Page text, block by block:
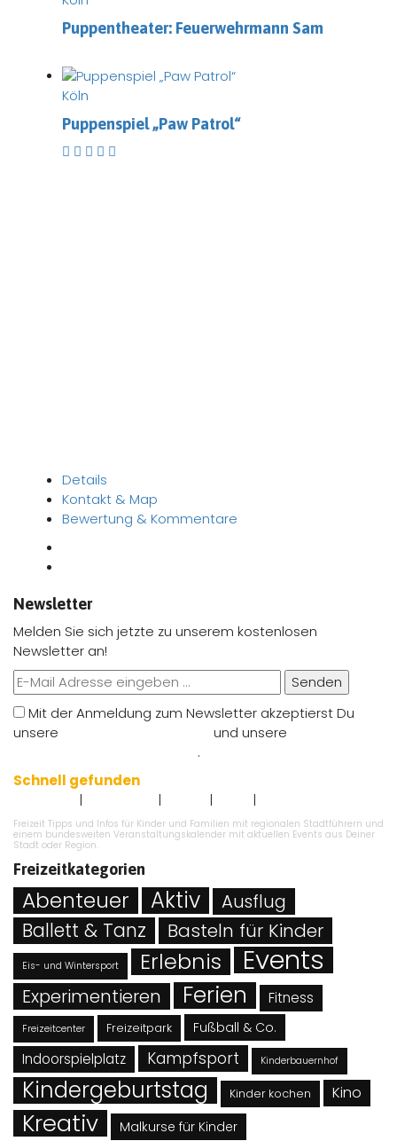
Puppentheater: Feuerwehrmann Sam
Köln
Puppenspiel „Paw Patrol“
Details
Kontakt & Map
Bewertung & Kommentare
Newsletter
Melden Sie sich jetzte zu unserem kostenlosen
Newsletter an!
Senden
Mit der Anmeldung zum Newsletter akzeptierst Du
unsere
und unsere
.
Schnell gefunden
| | | |
Freizeit Tipps und Infos für Kinder und Familien mit regionalen Stadtführern und
einem bundesweiten Veranstaltungskalender mit aktuellen Events aus Deiner
Stadt oder Region.
Freizeitkategorien
Abenteuer Aktiv Ausflug
Ballett & Tanz Basteln für Kinder
Eis- und Wintersport Erlebnis Events
Experimentieren Ferien Fitness
Freizeitcenter Freizeitpark Fußball & Co.
Indoorspielplatz Kampfsport Kinderbauernhof
Kindergeburtstag Kinder kochen Kino
Kreativ Malkurse für Kinder